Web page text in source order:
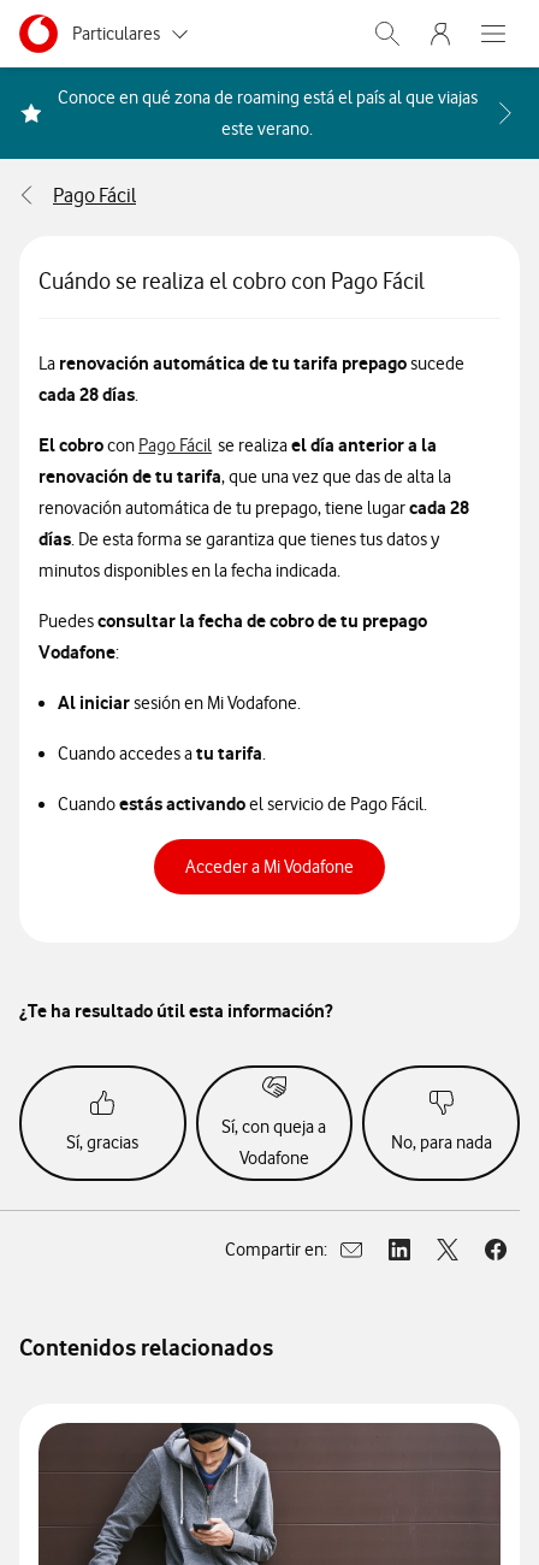
Ir a la pagina principal de vodafone.es
Menu navegación Segmento
Particulares
Autónomos
Grandes empresas
Abrir buscador.
Menu
Abre
Conoce en qué zona de roaming está el país al que viajas
este verano. Acceder a la FAQ Qué
Pago Fácil
Cuándo se realiza el cobro con Pago Fácil
La renovación automática de tu tarifa prepagosucede
cada 28 días.
El cobrocon Pago Fácil se realizael día anterior a la
renovación de tu tarifa, que una vez que das de alta la
renovación automática de tu prepago, tiene lugarcada 28
días. De esta forma se garantiza que tienes tus datos y
minutos disponibles en la fecha indicada.
Puedesconsultar la fecha de cobro de tu prepago
Vodafone:
Al iniciarsesión en Mi Vodafone.
Cuando accedes atu tarifa.
Cuandoestás activandoel servicio de Pago Fácil.
Acceder a Mi Vodafone
¿Te ha resultado útil esta información?
Sí, gracias
Sí, con queja a
Vodafone
No, para nada
Compartir en:
Abrir ventana para
Abrir ventana
Abrir Abrir
Contenidos relacionados